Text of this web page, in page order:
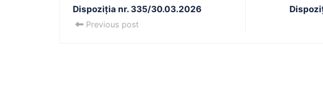
Dispoziția nr. 335/30.03.2026
Previous post